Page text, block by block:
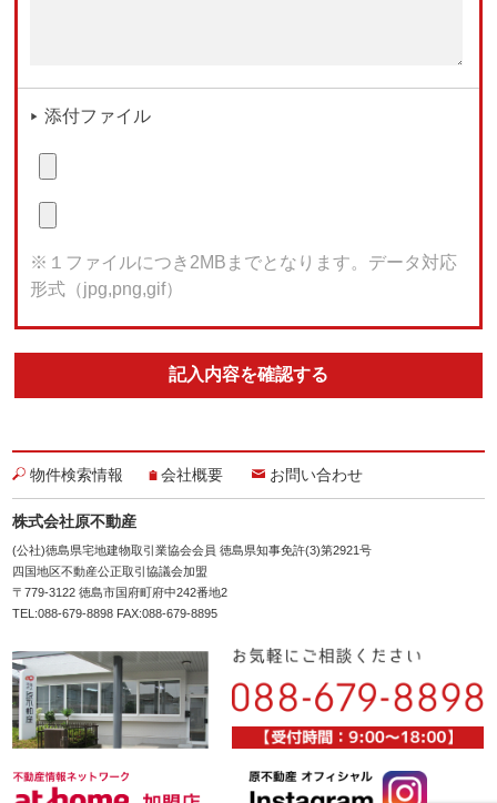
添付ファイル
※１ファイルにつき2MBまでとなります。データ対応
形式（jpg,png,gif）
物件検索情報 会社概要 お問い合わせ
株式会社原不動産
(公社)徳島県宅地建物取引業協会会員 徳島県知事免許(3)第2921号
四国地区不動産公正取引協議会加盟
〒779-3122 徳島市国府町府中242番地2
TEL:088-679-8898 FAX:088-679-8895